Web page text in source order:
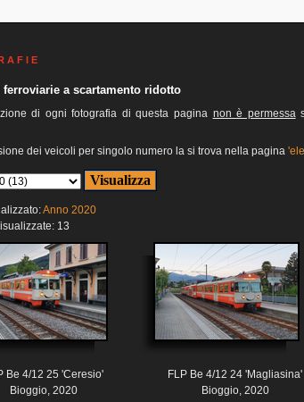
A F I E
a scartamento ridotto
di ogni fotografia di questa pagina non è permessa
dei veicoli per singolo numero la si trova nella pagina
Anno 2020
13
Be 4/12 25 'Ceresio'
Bioggio, 2020
FLP Be 4/12 24 'Magliasina'
Bioggio, 2020